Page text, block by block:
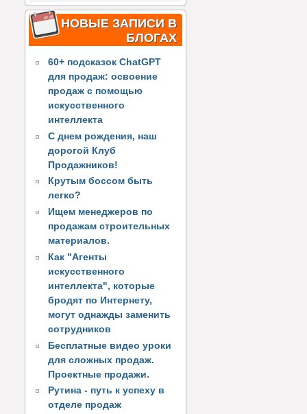
НОВЫЕ ЗАПИСИ В
БЛОГАХ
60+ подсказок ChatGPT
для продаж: освоение
продаж с помощью
искусственного
интеллекта
С днем рождения, наш
дорогой Клуб
Продажников!
Крутым боссом быть
легко?
Ищем менеджеров по
продажам строительных
материалов.
Как "Агенты
искусственного
интеллекта", которые
бродят по Интернету,
могут однажды заменить
сотрудников
Бесплатные видео уроки
для сложных продаж.
Проектные продажи.
Рутина - путь к успеху в
отделе продаж